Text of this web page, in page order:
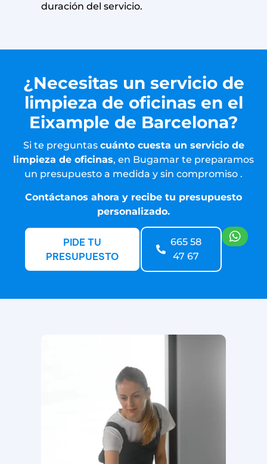
duración del servicio.
¿Necesitas un servicio de
limpieza de oficinas en el
Eixample de Barcelona?
Si te preguntas cuánto cuesta un servicio de
limpieza de oficinas, en Bugamar te preparamos
un presupuesto a medida y sin compromiso .
Contáctanos ahora y recibe tu presupuesto
personalizado.
PIDE TU
PRESUPUESTO
665 58
47 67